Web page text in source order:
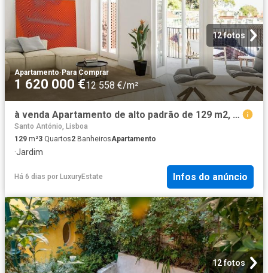
12 fotos
Apartamento·Para Comprar
1 620 000 €12 558 €/m²
à venda Apartamento de alto padrão de 129 m2, Lisboa, Portugal
Santo António, Lisboa
129 m²3 Quartos2 BanheirosApartamento
·Jardim
Há 6 dias por LuxuryEstate Infos do anúncio
12 fotos